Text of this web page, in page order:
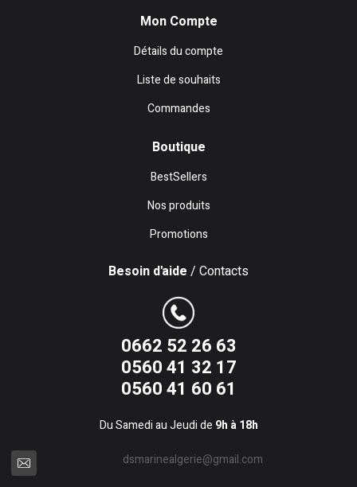
Mon Compte
Détails du compte
Liste de souhaits
Commandes
Boutique
BestSellers
Nos produits
Promotions
Besoin d'aide / Contacts
0662 52 26 63
0560 41 32 17
0560 41 60 61
Du Samedi au Jeudi de 9h à 18h
dsmarinealgerie@gmail.com